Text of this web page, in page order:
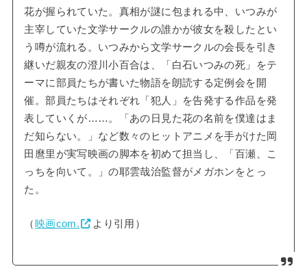
花が握られていた。真相が謎に包まれる中、いつみが
主宰していた文学サークルの誰かが彼女を殺したとい
う噂が流れる。いつみから文学サークルの会長を引き
継いだ親友の澄川小百合は、「白石いつみの死」をテ
ーマに部員たちが書いた物語を朗読する定例会を開
催。部員たちはそれぞれ「犯人」を告発する作品を発
表していくが……。「あの日見た花の名前を僕達はま
だ知らない。」など数々のヒットアニメを手がけた岡
田麿里が実写映画の脚本を初めて担当し、「百瀬、こ
っちを向いて。」の耶雲哉治監督がメガホンをとっ
た。
（ 映画com. より引用）